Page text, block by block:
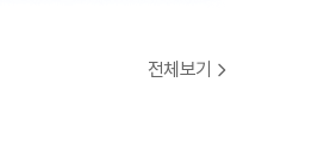
전체보기